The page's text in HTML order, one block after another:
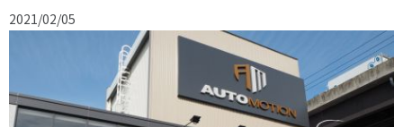
2021/02/05